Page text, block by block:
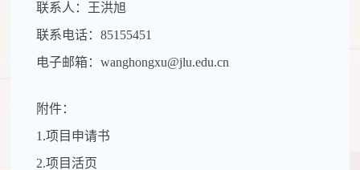
联系人：王洪旭
联系电话：85155451
电子邮箱：wanghongxu@jlu.edu.cn
附件：
1.项目申请书
2.项目活页